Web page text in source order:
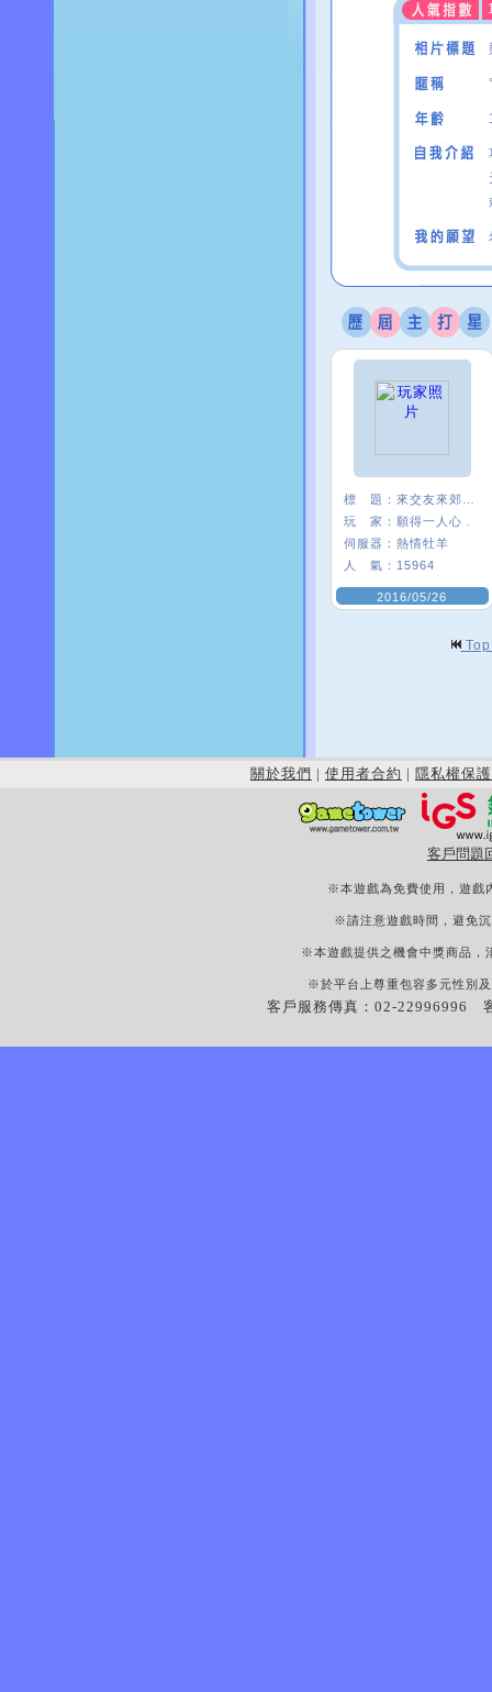
標 題：
玩 家：
願得一人心﹒
伺服器： 熱情牡羊
人 氣： 15964
2016/05/26
關於我們 | 使用者合約 | 隱私權保護
客戶問題
※本遊戲為免費使用，遊戲
※請注意遊戲時間，避免
※本遊戲提供之機會中獎商品，
※於平台上尊重包容多元性別
客戶服務傳真：02-22996996